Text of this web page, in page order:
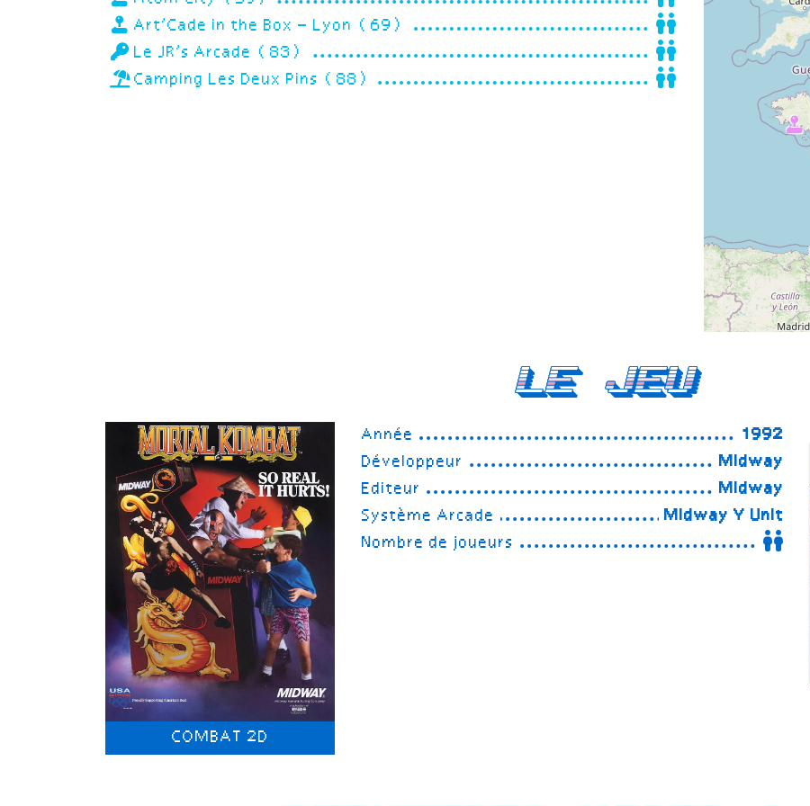
Art’Cade in the Box – Lyon (69)
Le JR’s Arcade (83)
Camping Les Deux Pins (88)
Le Jeu
COMBAT 2D
Année
1992
Développeur
Midway
Editeur
Midway
Système Arcade
Midway Y Unit
Nombre de joueurs